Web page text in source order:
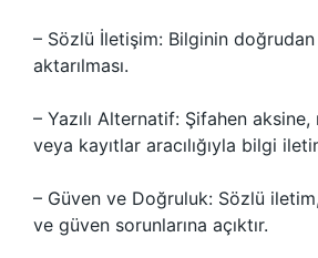
– Sözlü İletişim: Bilginin
aktarılması.
– Yazılı Alternatif: Şifahen
veya kayıtlar aracılığıyla bilgi
– Güven ve Doğruluk: Sözlü
ve güven sorunlarına açıktır.